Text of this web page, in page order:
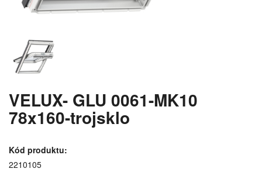
VELUX- GLU 0061-MK10
78x160-trojsklo
Kód produktu:
2210105